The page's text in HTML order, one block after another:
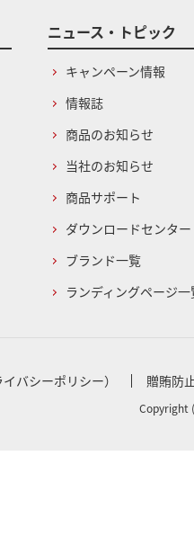
ニュース・トピック
キャンペーン情報
情報誌
商品のお知らせ
当社のお知らせ
商品サポート
ダウンロードセンター
ブランド一覧
ランディングページ一
バシーポリシー） 贈賄防
Copyright